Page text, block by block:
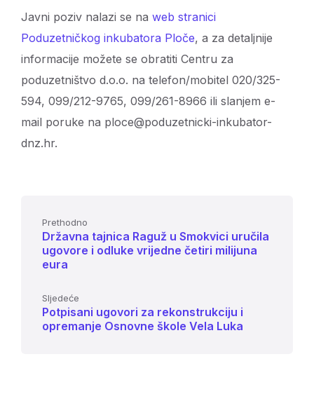
Javni poziv nalazi se na web stranici
Poduzetničkog inkubatora Ploče, a za detaljnije
informacije možete se obratiti Centru za
poduzetništvo d.o.o. na telefon/mobitel 020/325-
594, 099/212-9765, 099/261-8966 ili slanjem e-
mail poruke na ploce@poduzetnicki-inkubator-
dnz.hr.
Prethodno
Državna tajnica Raguž u Smokvici uručila
ugovore i odluke vrijedne četiri milijuna
eura
Sljedeće
Potpisani ugovori za rekonstrukciju i
opremanje Osnovne škole Vela Luka